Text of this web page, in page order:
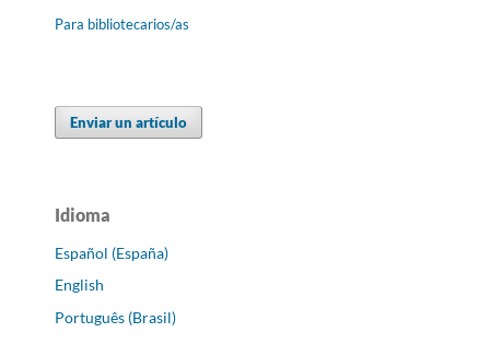
Para bibliotecarios/as
Enviar un artículo
Idioma
Español (España)
English
Português (Brasil)